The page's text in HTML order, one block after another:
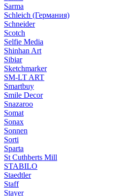
Sarma
Schleich (Германия)
Schneider
Scotch
Selfie Media
Shinhan Art
Sibiar
Sketchmarker
SM-LT ART
Smartbuy
Smile Decor
Snazaroo
Somat
Sonax
Sonnen
Sorti
Sparta
St Cuthberts Mill
STABILO
Staedtler
Staff
Stayer